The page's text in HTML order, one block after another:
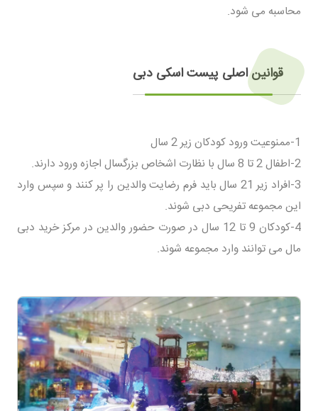
محاسبه می شود.
قوانین اصلی پیست اسکی دبی
1-ممنوعیت ورود کودکان زیر 2 سال
2-اطفال 2 تا 8 سال با نظارت اشخاص بزرگسال اجازه ورود دارند.
3-افراد زیر 21 سال باید فرم رضایت والدین را پر کنند و سپس وارد
این مجموعه تفریحی دبی شوند.
4-کودکان 9 تا 12 سال در صورت حضور والدین در مرکز خرید دبی
مال می توانند وارد مجموعه شوند.